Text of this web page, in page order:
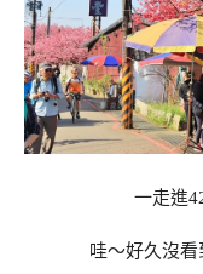
一走進
哇～好久沒看